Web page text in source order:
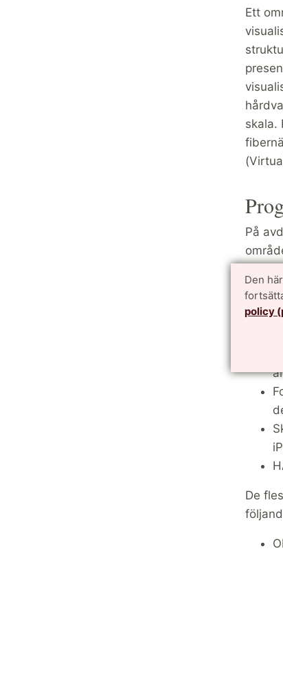
Den
policy
Ett
skala.
På
De